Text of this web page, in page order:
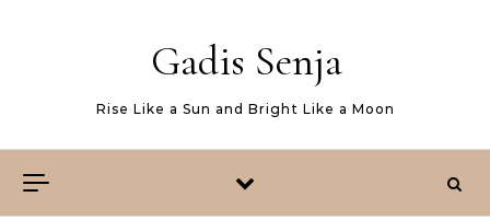
Gadis Senja
Rise Like a Sun and Bright Like a Moon